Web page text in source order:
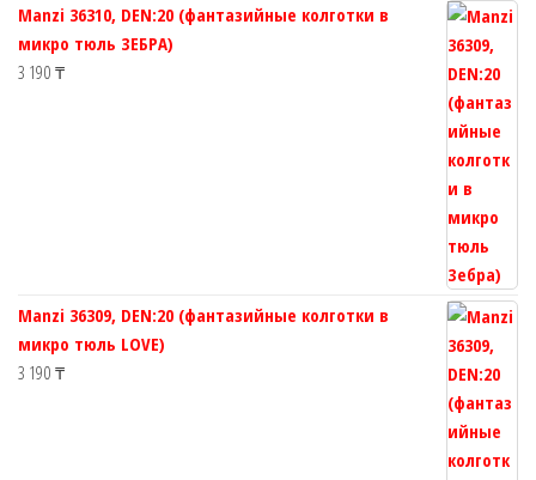
товара.
Manzi 36310, DEN:20 (фантазийные колготки в
микро тюль ЗЕБРА)
3 190 ₸
Manzi 36309, DEN:20 (фантазийные колготки в
микро тюль LOVE)
3 190 ₸